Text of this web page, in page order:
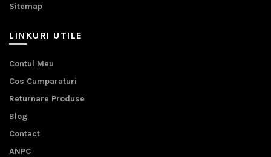
Sitemap
LINKURI UTILE
Contul Meu
Cos Cumparaturi
Returnare Produse
Blog
Contact
ANPC